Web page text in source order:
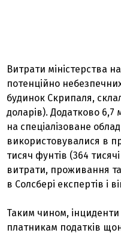
Витрати міністерства
потенційно
будинок Скрипаля,
доларів). Додатково
на спеціалізоване
використовувалися в
тисяч фунтів (364
витрати, проживання
в Солсбері експертів і
Таким чином,
платникам податків